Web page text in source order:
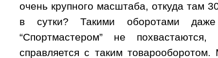
очень крупного масштаба, откуда там
в сутки? Такими оборотами даже
“Спортмастером” не
справляется с таким товарооборотом.